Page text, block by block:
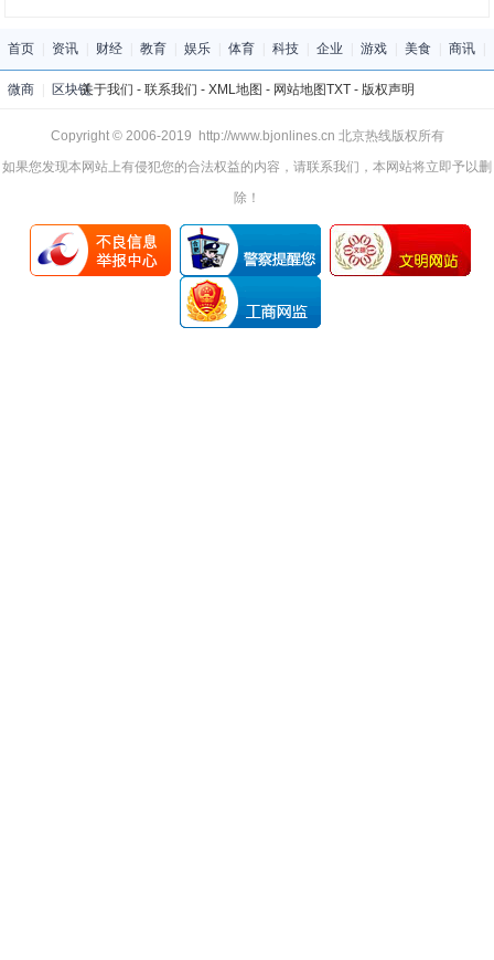
首页 资讯 财经 教育 娱乐 体育 科技 企业 游戏 美食 商讯
微商 区块链关于我们 - 联系我们 - XML地图 - 网站地图TXT- 版权声明
Copyright © 2006-2019 http://www.bjonlines.cn 北京热线版权所有
如果您发现本网站上有侵犯您的合法权益的内容，请联系我们，本网站将立即予以删
除！